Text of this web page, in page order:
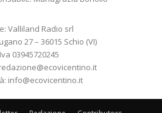
Valliland Radio srl
27 – 36015 Schio (VI)
03945720245
info@ecovicentino.it